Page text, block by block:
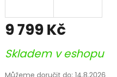
9 799 Kč
cena:
Skladem v eshopu